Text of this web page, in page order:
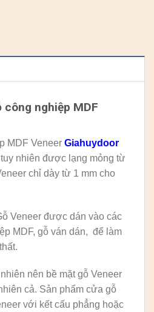
nghiệp MDF
MDF Veneer Giahuydoor
nhiên được lạng mỏng từ
chỉ dày từ 1 mm cho
Veneer được dán vào các
MDF, gỗ ván dán, để làm
nên bề mặt gỗ Veneer
cả. Sản phẩm cửa gỗ
với kết cấu phẳng hoặc